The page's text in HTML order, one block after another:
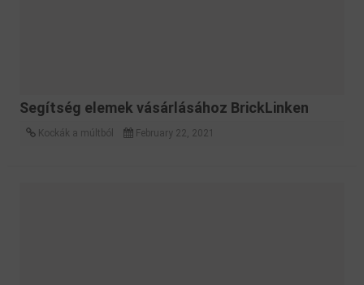
Segítség elemek vásárlásához BrickLinken
Kockák a múltból February 22, 2021